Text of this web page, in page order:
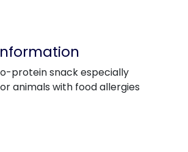
protein snack especially
animals with food allergies